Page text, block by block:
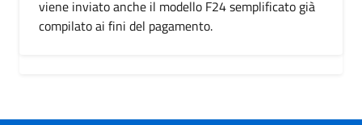
viene inviato anche il modello F24 semplificato già
compilato ai fini del pagamento.